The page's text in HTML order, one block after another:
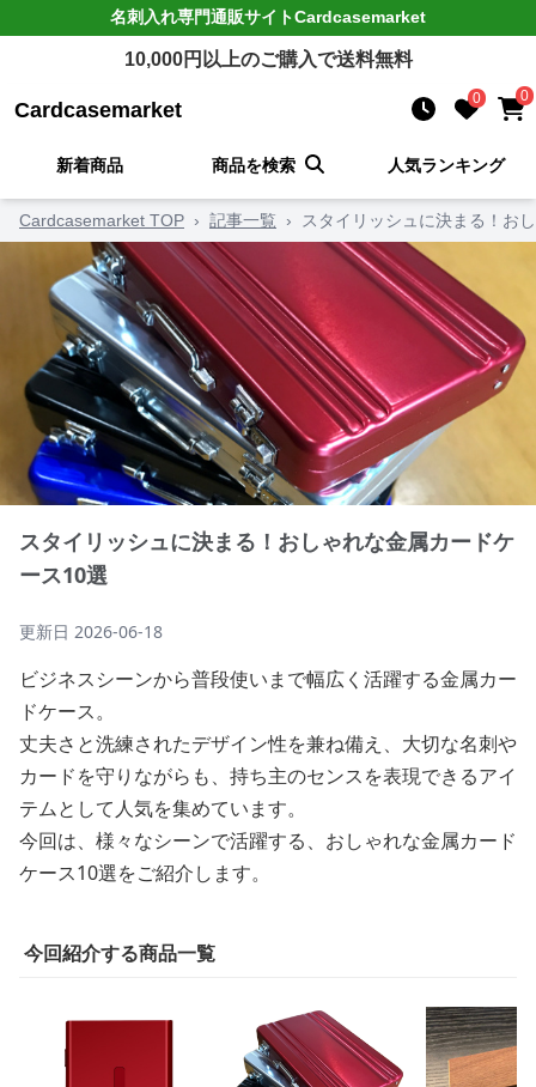
名刺入れ専門通販サイトCardcasemarket
10,000円以上のご購入で送料無料
Cardcasemarket 0 0
新着商品 商品を検索 人気ランキング
Cardcasemarket TOP › 記事一覧 › スタイリッシュに決まる！お
スタイリッシュに決まる！おしゃれな金属カードケ
ース10選
更新日 2026-06-18
ビジネスシーンから普段使いまで幅広く活躍する金属カー
ドケース。
丈夫さと洗練されたデザイン性を兼ね備え、大切な名刺や
カードを守りながらも、持ち主のセンスを表現できるアイ
テムとして人気を集めています。
今回は、様々なシーンで活躍する、おしゃれな金属カード
ケース10選をご紹介します。
今回紹介する商品一覧